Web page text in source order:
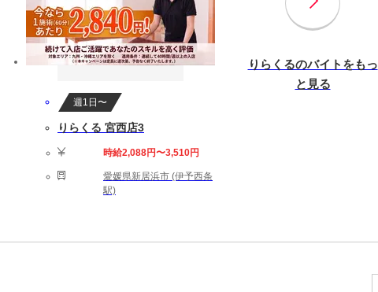
週1日〜
りらくる 宮西店3
時給2,088円〜3,510円
愛媛県新居浜市 (伊予西条
駅)
りらくるのバイトをもっ
と見る